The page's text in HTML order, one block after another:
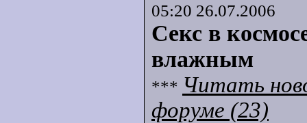
05:20 26.07.2006
Секс в
влажным
*** Читать
форуме (23)